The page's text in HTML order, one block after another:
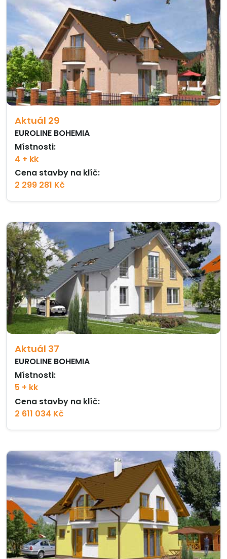
Aktuál 29
EUROLINE BOHEMIA
Místnosti:
4 + kk
Cena stavby na klíč:
2 299 281 Kč
Aktuál 37
EUROLINE BOHEMIA
Místnosti:
5 + kk
Cena stavby na klíč:
2 611 034 Kč